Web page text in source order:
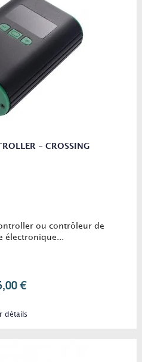
- CROSSING
ou contrôleur de
électronique...
€
détails